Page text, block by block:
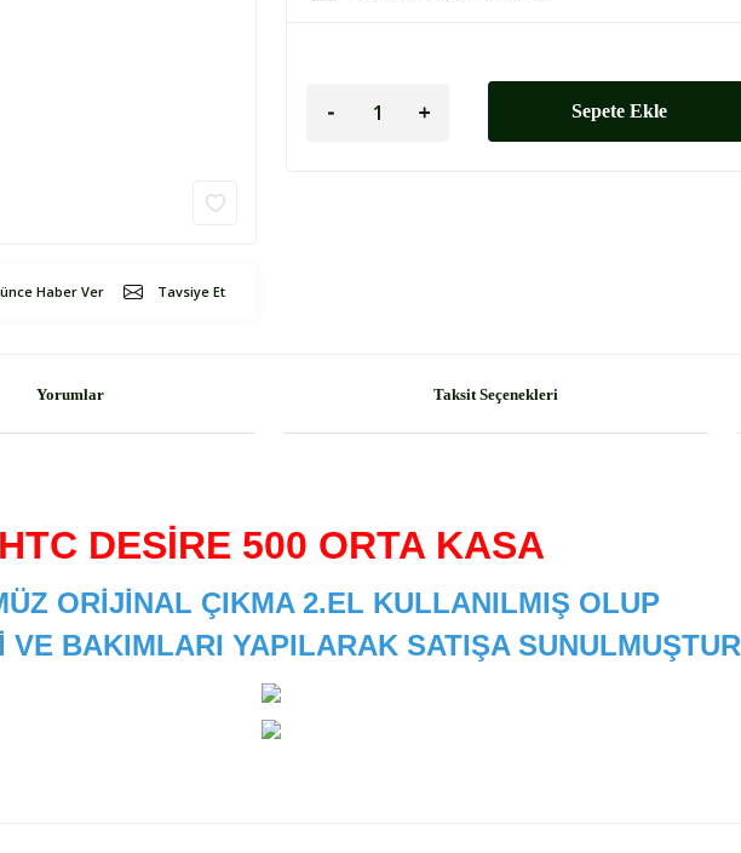
Haber Ver Tavsiye Et
Sepete Ekle
Yorumlar Taksit Seçenekleri
HTC DESİRE 500 ORTA KASA
ORİJİNAL ÇIKMA 2.EL KULLANILMIŞ OLUP
VE BAKIMLARI YAPILARAK SATIŞA SUNULMUŞTUR